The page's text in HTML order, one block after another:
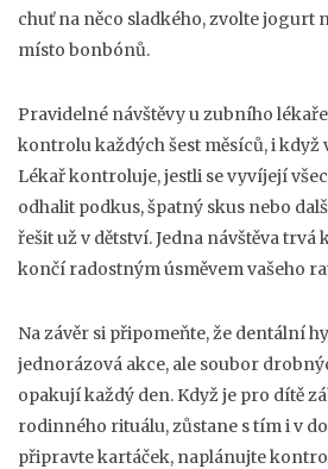
chuť na něco sladkého, zvolte jogurt
místo bonbónů.
Pravidelné návštěvy u zubního
kontrolu každých šest měsíců, i když
Lékař kontroluje, jestli se vyvíjejí
odhalit podkus, špatný skus nebo
řešit už v dětství. Jedna návštěva trvá
končí radostným úsměvem vašeho
Na závěr si připomeňte, že dentální
jednorázová akce, ale soubor
opakují každý den. Když je pro dítě
rodinného rituálu, zůstane s tím i v
připravte kartáček, naplánujte